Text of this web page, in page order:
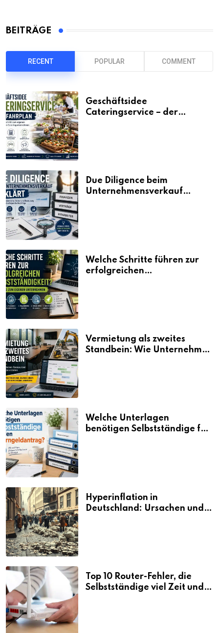
BEITRÄGE
RECENT POPULAR COMMENT
Geschäftsidee
Cateringservice – der
Due Diligence beim
Unternehmensverkauf
Welche Schritte führen zur
erfolgreichen
Vermietung als zweites
Standbein: Wie Unternehmen
Welche Unterlagen
benötigen Selbstständige für
Hyperinflation in
Deutschland: Ursachen und
Top 10 Router-Fehler, die
Selbstständige viel Zeit und